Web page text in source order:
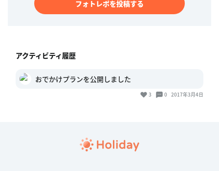
フォトレポを投稿する
アクティビティ履歴
おでかけプランを公開しました
3 0 2017年3月4日